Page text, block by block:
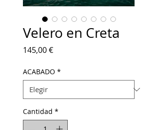
Velero en Creta
145,00 €Precio
ACABADO *
Cantidad *